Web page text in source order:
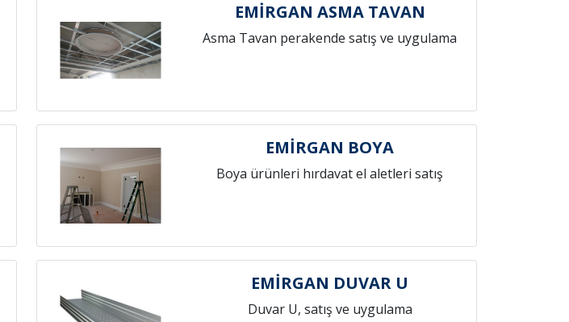
EMİRGAN ASMA TAVAN
Asma Tavan perakende satış ve uygulama
EMİRGAN BOYA
Boya ürünleri hırdavat el aletleri satış
EMİRGAN DUVAR U
Duvar U, satış ve uygulama